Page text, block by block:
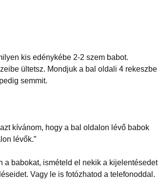
kis edénykébe 2-2 szem babot.
ültetsz. Mondjuk a bal oldali 4 rekeszbe
semmit.
kívánom, hogy a bal oldalon lévő babok
lévők.”
a babokat, ismételd el nekik a kijelentésedet
Vagy le is fotózhatod a telefonoddal.